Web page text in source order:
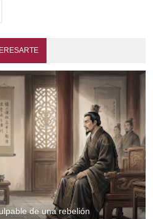
de una rebelión